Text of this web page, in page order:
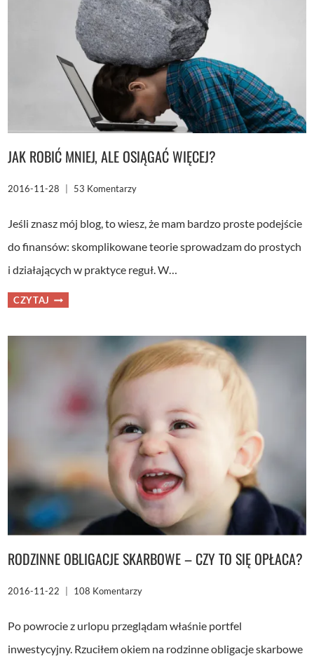
JAK ROBIĆ MNIEJ, ALE OSIĄGAĆ WIĘCEJ?
2016-11-28 53 Komentarzy
Jeśli znasz mój blog, to wiesz, że mam bardzo proste podejście
do finansów: skomplikowane teorie sprowadzam do prostych
i działających w praktyce reguł. W…
CZYTAJ JAK
ROBIĆ
WIĘCEJ?
RODZINNE OBLIGACJE SKARBOWE – CZY TO SIĘ OPŁACA?
2016-11-22 108 Komentarzy
Po powrocie z urlopu przeglądam właśnie portfel
inwestycyjny. Rzuciłem okiem na rodzinne obligacje skarbowe